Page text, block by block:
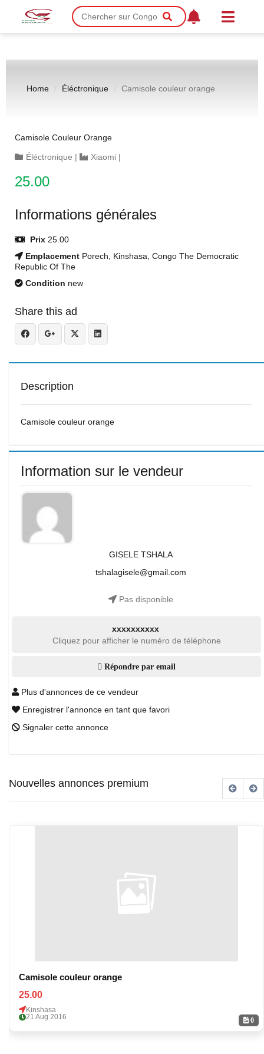
Home Éléctronique Camisole couleur orange
Camisole Couleur Orange
Éléctronique | Xiaomi |
25.00
Informations générales
Prix 25.00
Emplacement Porech, Kinshasa, Congo The Democratic
Republic Of The
Condition new
Share this ad
Description
Camisole couleur orange
Information sur le vendeur
GISELE TSHALA
tshalagisele@gmail.com
Pas disponible
xxxxxxxxxx
Cliquez pour afficher le numéro de téléphone
Répondre par email
Plus d'annonces de ce vendeur
Enregistrer l'annonce en tant que favori
Signaler cette annonce
Nouvelles annonces premium
0
Camisole couleur orange
25.00
Kinshasa
21 Aug 2016